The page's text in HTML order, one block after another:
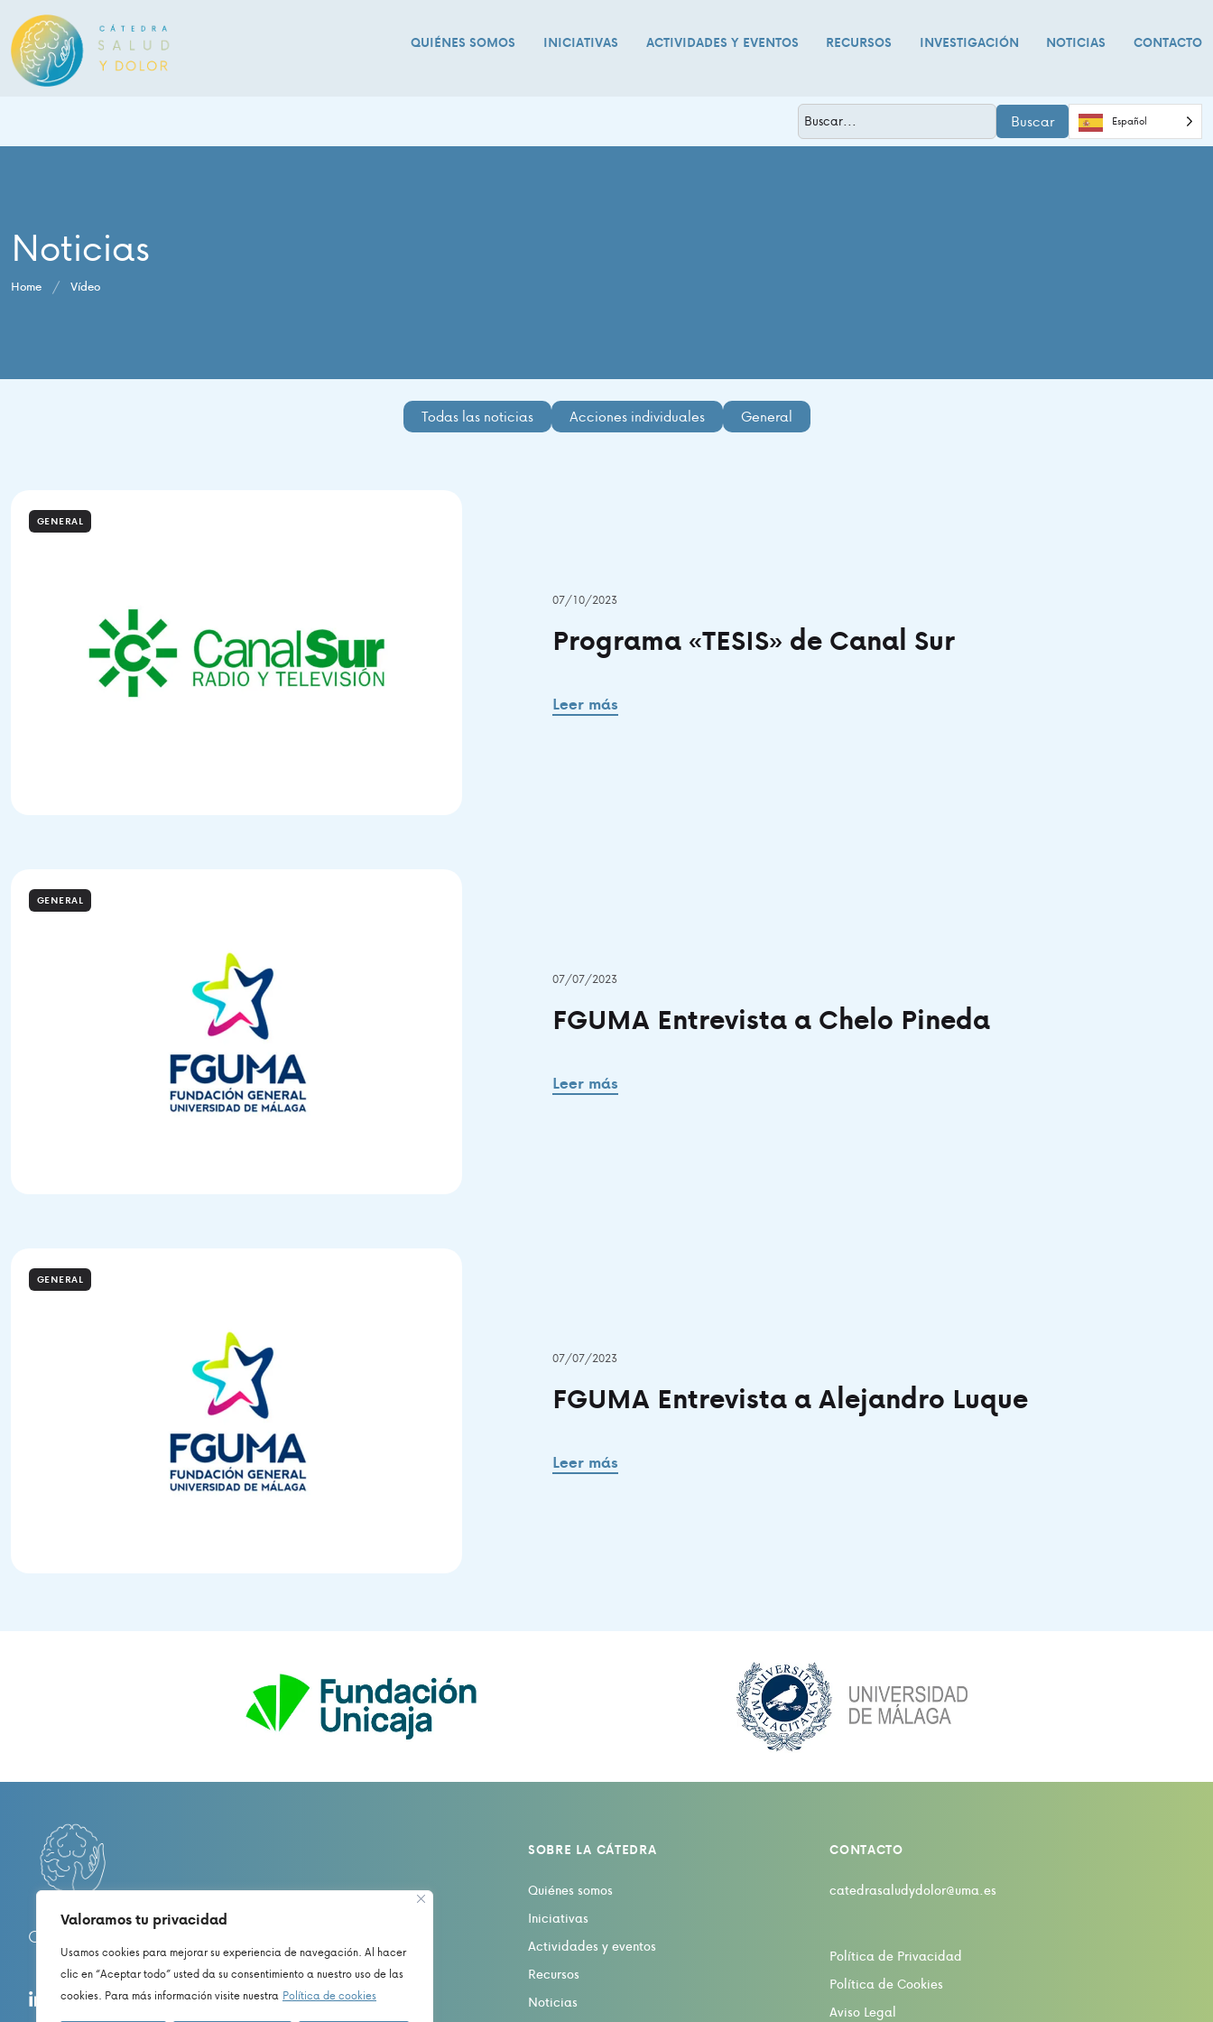
Valoramos tu privacidad
Usamos cookies para mejorar su experiencia de navegación. Al hacer
clic en “Aceptar todo” usted da su consentimiento a nuestro uso de las
cookies. Para más información visite nuestra Política de cookies
QUIÉNES SOMOS INICIATIVAS ACTIVIDADES Y EVENTOS RECURSOS INVESTIGACIÓN NOTICIAS CONTACTO
Buscar Español
Noticias
Home / Vídeo
Todas las noticias Acciones individuales General
GENERAL
07/10/2023
Programa «TESIS» de Canal Sur
Leer más
GENERAL
07/07/2023
FGUMA Entrevista a Chelo Pineda
Leer más
GENERAL
07/07/2023
FGUMA Entrevista a Alejandro Luque
Leer más
CÁTEDRA UNIVERSITARIA EN SALUD Y DOLOR
SOBRE LA CÁTEDRA
Quiénes somos
Iniciativas
Actividades y eventos
Recursos
Noticias
CONTACTO
catedrasaludydolor@uma.es
Política de Privacidad
Política de Cookies
Aviso Legal